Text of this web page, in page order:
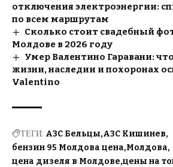
отключения электроэнергии:
по всем маршрутам
Сколько стоит свадебный
Молдове в 2026 году
Умер Валентино Гаравани:
жизни, наследии и похоронах
Valentino
ТЕГИ: АЗС Бельцы АЗС Кишинев
бензин 95 Молдова цена Молдова
цена дизеля в Молдове цены на